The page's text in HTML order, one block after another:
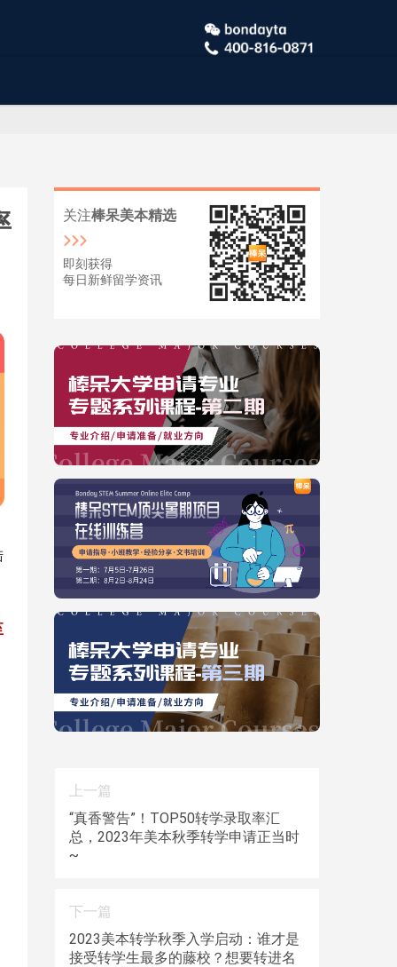
关注棒呆美本精选
即刻获得
每日新鲜留学资讯
上一篇
“真香警告”！TOP50转学录取率汇
总，2023年美本秋季转学申请正当时
~
下一篇
2023美本转学秋季入学启动：谁才是
接受转学生最多的藤校？想要转进名